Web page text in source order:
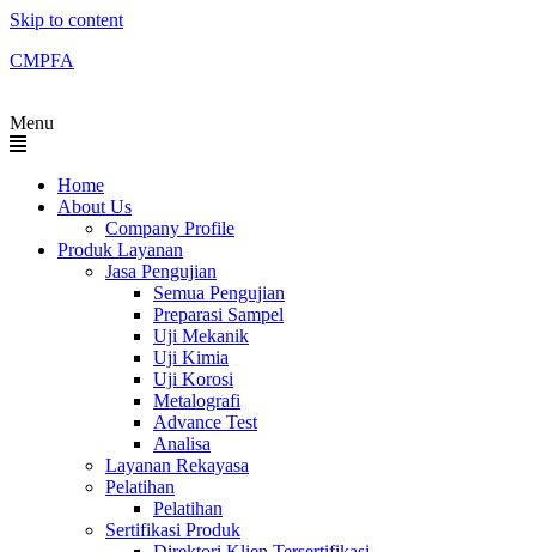
Skip to content
CMPFA
Menu
Home
About Us
Company Profile
Produk Layanan
Jasa Pengujian
Semua Pengujian
Preparasi Sampel
Uji Mekanik
Uji Kimia
Uji Korosi
Metalografi
Advance Test
Analisa
Layanan Rekayasa
Pelatihan
Pelatihan
Sertifikasi Produk